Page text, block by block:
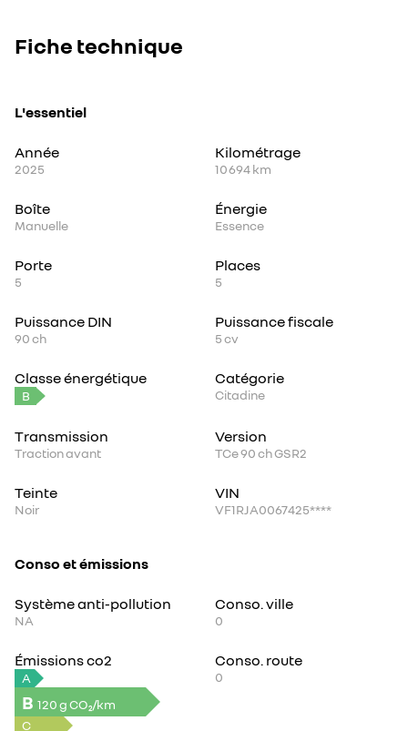
Fiche technique
L'essentiel
Année
2025
Kilométrage
10 694 km
Boîte
Manuelle
Énergie
Essence
Porte
5
Places
5
Puissance DIN
90ch
Puissance fiscale
5cv
Classe énergétique
B
Catégorie
Citadine
Transmission
Traction avant
Version
TCe 90 ch GSR2
Teinte
Noir
VIN
VF1RJA0067425****
Conso et émissions
Système anti-pollution
NA
Conso. ville
0
Émissions co2
A
B 120 g CO₂/km
C
Conso. route
0